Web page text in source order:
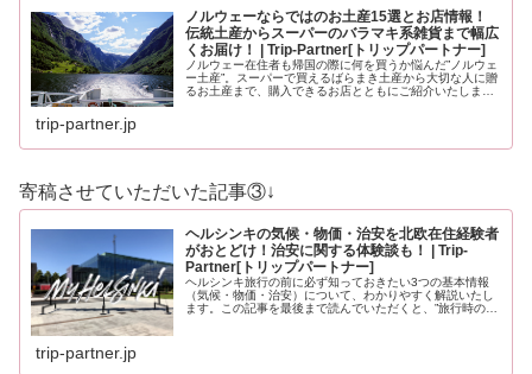
ノルウェーならではのお土産15選とお店情報！
伝統土産からスーパーのバラマキ系雑貨まで幅広
くお届け！ | Trip-Partner[トリップパートナー]
ノルウェー在住者も帰国の際に何を買うか悩んだ”ノルウェ
ー土産”。スーパーで買えるばらまき土産から大切な人に贈
るお土産まで、購入できるお店とともにご紹介いたしま
trip-partner.jp
寄稿させていただいた記事③↓
ヘルシンキの気候・物価・治安を北欧在住経験者
がおとどけ！治安に関する体験談も！ | Trip-
Partner[トリップパートナー]
ヘルシンキ旅行の前に必ず知っておきたい3つの基本情報
（気候・物価・治安）について、わかりやすく解説いたし
ます。この記事を最後まで読んでいただくと、”旅行時の服
trip-partner.jp